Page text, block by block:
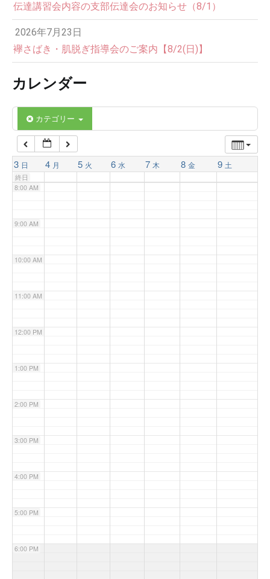
伝達講習会内容の支部伝達会のお知らせ（8/1）
2026年7月23日
襷さばき・肌脱ぎ指導会のご案内【8/2(日)】
カレンダー
カテゴリー
3 日 4 月 5 火 6 水 7 木 8 金 9 土
終日
3:00 AM
4:00 AM
5:00 AM
6:00 AM
7:00 AM
8:00 AM
9:00 AM
10:00 AM
11:00 AM
12:00 PM
1:00 PM
2:00 PM
3:00 PM
4:00 PM
5:00 PM
6:00 PM